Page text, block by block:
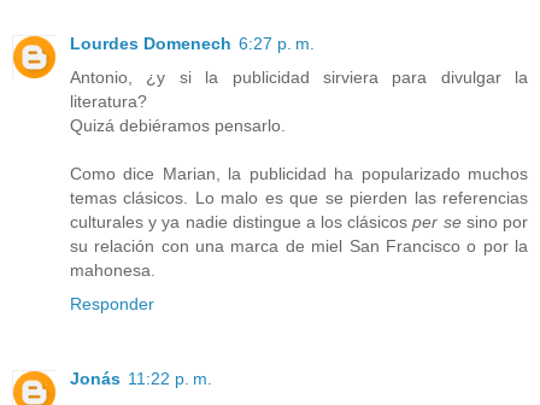
Lourdes Domenech 6:27 p. m.
Antonio, ¿y si la publicidad sirviera para divulgar la
literatura?
Quizá debiéramos pensarlo.
Como dice Marian, la publicidad ha popularizado muchos
temas clásicos. Lo malo es que se pierden las referencias
culturales y ya nadie distingue a los clásicosper sesino por
su relación con una marca de miel San Francisco o por la
mahonesa.
Responder
Jonás 11:22 p. m.